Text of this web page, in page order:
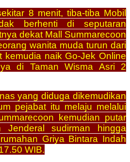
8 menit, tiba-tiba Mobil
berhenti di seputaran
dekat Mall Summarecoon
wanita muda turun dari
kemudia naik Go-Jek Online
di Taman Wisma Asri 2
yang diduga dikemudikan
pejabat itu melaju melalui
kemudian putar
Jenderal sudirman hingga
Griya Bintara Indah
WIB.